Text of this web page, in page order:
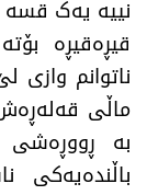
نییە یەک قسە
قیڕەقیڕە
ناتوانم
ماڵی
بە